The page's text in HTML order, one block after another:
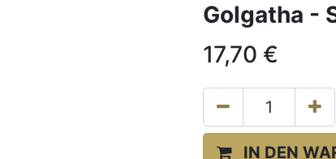
Golgatha -
17,70 €
IN DEN